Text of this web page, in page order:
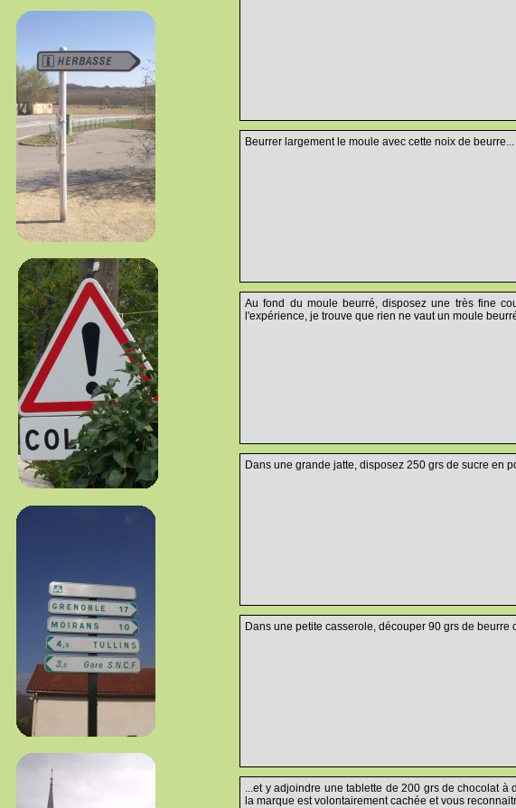
Beurrer largement le moule avec cette noix de beurre...
Au fond du moule beurré, disposez une très fine
l'expérience, je trouve que rien ne vaut un moule
Dans une grande jatte, disposez 250 grs de sucre en
Dans une petite casserole, découper 90 grs de beurre
...et y adjoindre une tablette de 200 grs de chocolat
la marque est volontairement cachée et vous